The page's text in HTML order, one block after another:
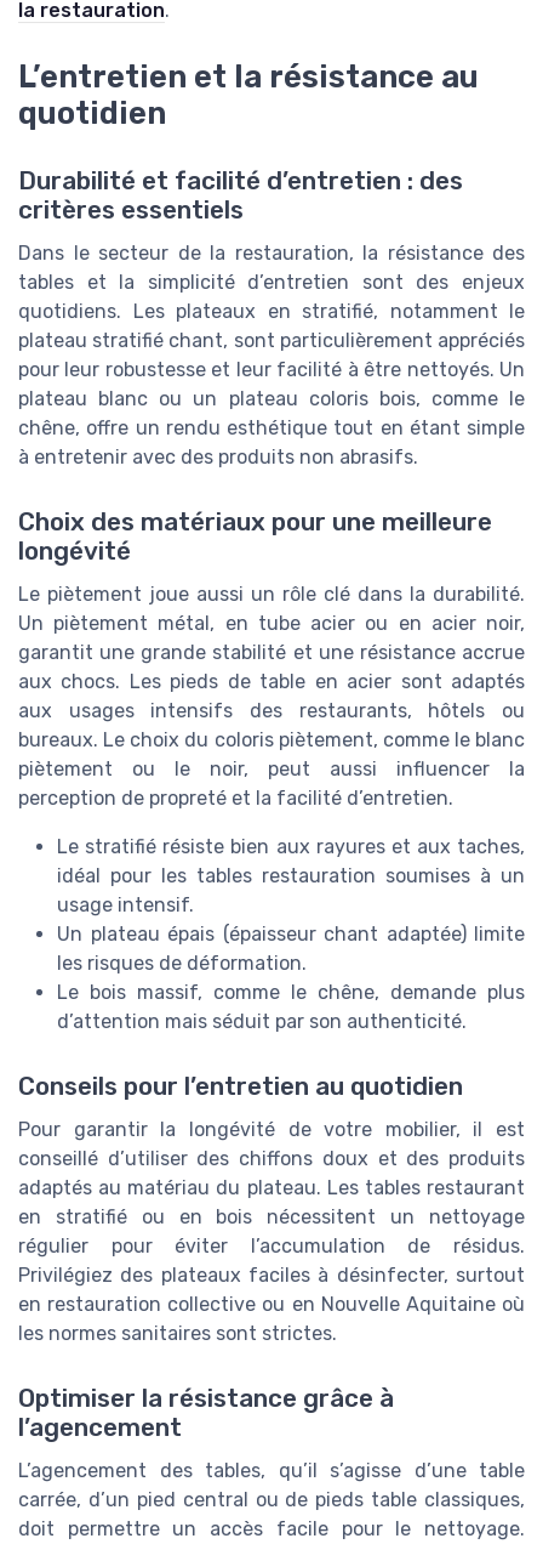
la restauration.
L’entretien et la résistance au
quotidien
Durabilité et facilité d’entretien : des
critères essentiels
Dans le secteur de la restauration, la résistance des
tables et la simplicité d’entretien sont des enjeux
quotidiens. Les plateaux en stratifié, notamment le
plateau stratifié chant, sont particulièrement appréciés
pour leur robustesse et leur facilité à être nettoyés. Un
plateau blanc ou un plateau coloris bois, comme le
chêne, offre un rendu esthétique tout en étant simple
à entretenir avec des produits non abrasifs.
Choix des matériaux pour une meilleure
longévité
Le piètement joue aussi un rôle clé dans la durabilité.
Un piètement métal, en tube acier ou en acier noir,
garantit une grande stabilité et une résistance accrue
aux chocs. Les pieds de table en acier sont adaptés
aux usages intensifs des restaurants, hôtels ou
bureaux. Le choix du coloris piètement, comme le blanc
piètement ou le noir, peut aussi influencer la
perception de propreté et la facilité d’entretien.
Le stratifié résiste bien aux rayures et aux taches,
idéal pour les tables restauration soumises à un
usage intensif.
Un plateau épais (épaisseur chant adaptée) limite
les risques de déformation.
Le bois massif, comme le chêne, demande plus
d’attention mais séduit par son authenticité.
Conseils pour l’entretien au quotidien
Pour garantir la longévité de votre mobilier, il est
conseillé d’utiliser des chiffons doux et des produits
adaptés au matériau du plateau. Les tables restaurant
en stratifié ou en bois nécessitent un nettoyage
régulier pour éviter l’accumulation de résidus.
Privilégiez des plateaux faciles à désinfecter, surtout
en restauration collective ou en Nouvelle Aquitaine où
les normes sanitaires sont strictes.
Optimiser la résistance grâce à
l’agencement
L’agencement des tables, qu’il s’agisse d’une table
carrée, d’un pied central ou de pieds table classiques,
doit permettre un accès facile pour le nettoyage.